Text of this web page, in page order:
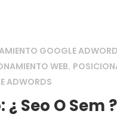
GOOGLE
WEB,
ADWORDS
Seo O Sem